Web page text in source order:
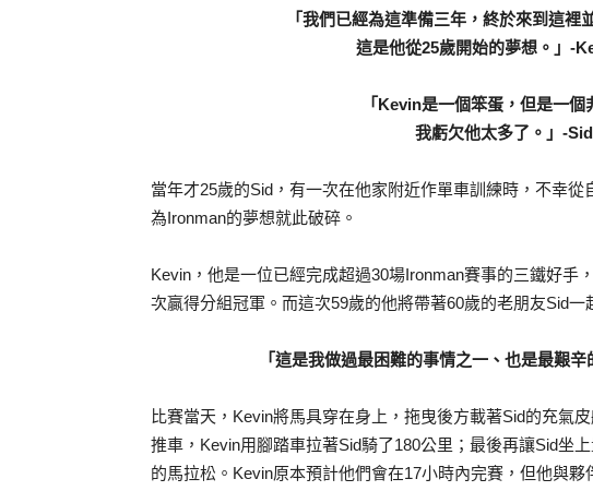
「我們已經為這準備三年，終於來到這裡
這是他從25歲開始的夢想。」-
「Kevin是一個笨蛋，但是一個
我虧欠他太多了。」-
當年才25歲的Sid，有一次在他家附近作單車訓練時，不幸
為Ironman的夢想就此破碎。
Kevin，他是一位已經完成超過30場Ironman賽事的三鐵好手
次贏得分組冠軍。而這次59歲的他將帶著60歲的老朋友Sid一
「這是我做過最困難的事情之一、也是最艱
比賽當天，Kevin將馬具穿在身上，拖曳後方載著Sid的充氣
推車，Kevin用腳踏車拉著Sid騎了180公里；最後再讓Sid坐
的馬拉松。Kevin原本預計他們會在17小時內完賽，但他與夥